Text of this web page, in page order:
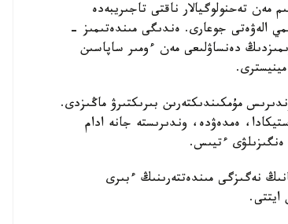
مەن تەحنولوگيالار ناقتى تاجىريبەدە
الەۋەتى جوعارى. ەندىگى مىندەتىمىز -
دەنساۋلىعى مەن ءومىر ساپاسىن
مۇمكىندىكتەرىن بىرىكتىرۋ ماڭىزدى.
ەمدەۋدە، وندىرىستە جانە ادام
ەنگىزىلۋى ءتيىس.
نەگىزگى مىندەتتەرىنىڭ ءبىرى
ايتتى.